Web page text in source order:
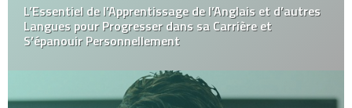
L’Essentiel de l’Apprentissage de l’Anglais et d’autres
Langues pour Progresser dans sa Carrière et
S’épanouir Personnellement